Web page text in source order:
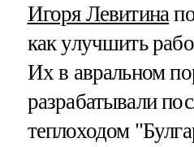
Игоря Левитина
как улучшить
Их в авральном
разрабатывали
теплоходом